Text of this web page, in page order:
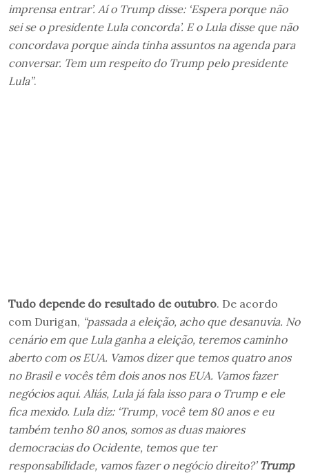
imprensa entrar’. Aí o Trump disse: ‘Espera porque não
sei se o presidente Lula concorda’. E o Lula disse que não
concordava porque ainda tinha assuntos na agenda para
conversar. Tem um respeito do Trump pelo presidente
Lula”.
Tudo depende do resultado de outubro. De acordo
com Durigan, “passada a eleição, acho que desanuvia. No
cenário em que Lula ganha a eleição, teremos caminho
aberto com os EUA. Vamos dizer que temos quatro anos
no Brasil e vocês têm dois anos nos EUA. Vamos fazer
negócios aqui. Aliás, Lula já fala isso para o Trump e ele
fica mexido. Lula diz: ‘Trump, você tem 80 anos e eu
também tenho 80 anos, somos as duas maiores
democracias do Ocidente, temos que ter
responsabilidade, vamos fazer o negócio direito?’ Trump